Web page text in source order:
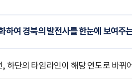
하여 경북의 발전사를 한눈에 보여주
하단의 타임라인이 해당 연도로 바뀌